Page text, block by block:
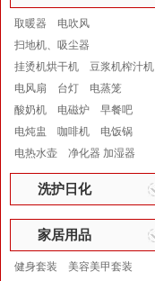
取暖器
电吹风
扫地机、吸尘器
挂烫机烘干机
豆浆机榨汁机
电风扇
台灯
电蒸笼
酸奶机
电磁炉
早餐吧
电炖盅
咖啡机
电饭锅
电热水壶
净化器 加湿器
洗护日化
家居用品
健身套装
美容美甲套装